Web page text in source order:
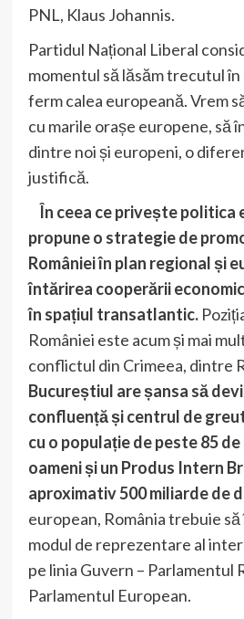
PNL, Klaus Johannis.
Partidul Național Liberal
momentul să lăsăm trecutul în
ferm calea europeană. Vrem
cu marile orașe europene, să
dintre noi și europeni, o
justifică.
În ceea ce privește politica
propune o strategie de
României în plan regional și
întărirea cooperării
în spațiul transatlantic.
României este acum și mai
conflictul din Crimeea, dintre
Bucureștiul are șansa să
confluență și centrul de
cu o populație de peste 85
oameni și un Produs Intern
aproximativ 500 miliarde de
european, România trebuie
modul de reprezentare al
pe linia Guvern – Parlamentul
Parlamentul European.